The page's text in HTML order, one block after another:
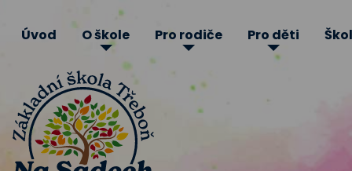
Úvod O škole Pro rodiče Pro děti